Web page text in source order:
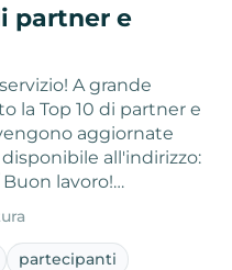
partner e
A grande
la Top 10 di partner e
aggiornate
all'indirizzo:
lavoro!…
partecipanti